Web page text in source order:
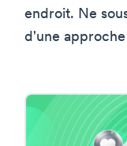
endroit. Ne
d'une